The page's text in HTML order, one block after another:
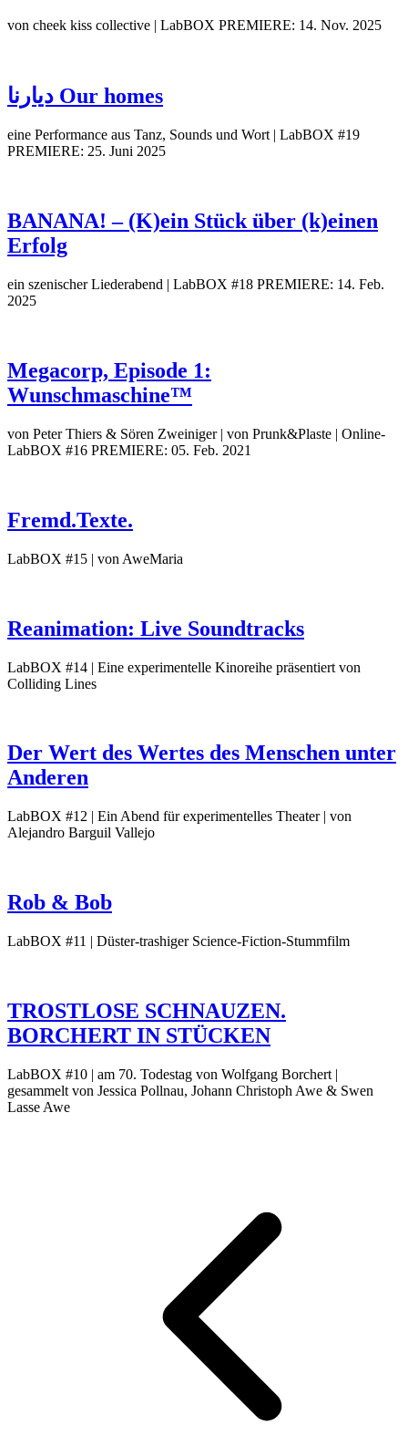
von cheek kiss collective | LabBOX PREMIERE: 14. Nov. 2025
ديارنا Our homes
eine Performance aus Tanz, Sounds und Wort | LabBOX #19
PREMIERE: 25. Juni 2025
BANANA! – (K)ein Stück über (k)einen
Erfolg
ein szenischer Liederabend | LabBOX #18 PREMIERE: 14. Feb.
2025
Megacorp, Episode 1:
Wunschmaschine™
von Peter Thiers & Sören Zweiniger | von Prunk&Plaste | Online-
LabBOX #16 PREMIERE: 05. Feb. 2021
Fremd.Texte.
LabBOX #15 | von AweMaria
Reanimation: Live Soundtracks
LabBOX #14 | Eine experimentelle Kinoreihe präsentiert von
Colliding Lines
Der Wert des Wertes des Menschen unter
Anderen
LabBOX #12 | Ein Abend für experimentelles Theater | von
Alejandro Barguil Vallejo
Rob & Bob
LabBOX #11 | Düster-trashiger Science-Fiction-Stummfilm
TROSTLOSE SCHNAUZEN.
BORCHERT IN STÜCKEN
LabBOX #10 | am 70. Todestag von Wolfgang Borchert |
gesammelt von Jessica Pollnau, Johann Christoph Awe & Swen
Lasse Awe